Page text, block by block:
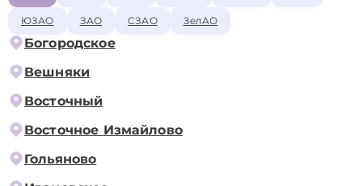
ЮЗАО ЗАО СЗАО ЗелАО
Богородское
Вешняки
Восточный
Восточное Измайлово
Гольяново